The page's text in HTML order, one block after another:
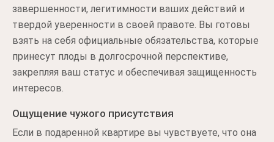
завершенности, легитимности ваших действий и
твердой уверенности в своей правоте. Вы готовы
взять на себя официальные обязательства, которые
принесут плоды в долгосрочной перспективе,
закрепляя ваш статус и обеспечивая защищенность
интересов.
Ощущение чужого присутствия
Если в подаренной квартире вы чувствуете, что она